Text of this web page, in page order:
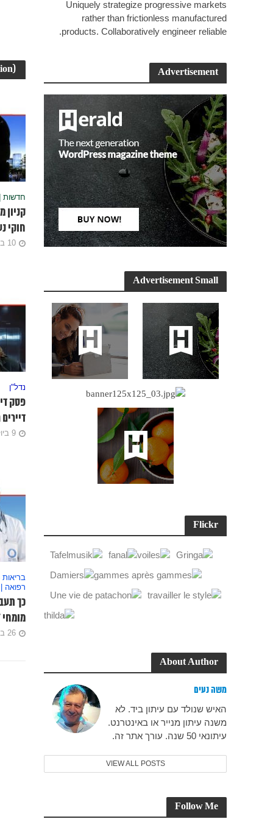
חדשות
חוקי
10 ביוני 2025
נדל"ן
פסק
9 ביולי 2023
בריאות
רפואה
כך
מומחי
26 ביוני 2023
Uniquely strategize progressive markets
rather than frictionless manufactured
products. Collaboratively engineer reliable.
Advertisement
Advertisement Small
Flickr
About Author
משה נעים
האיש שנולד עם עיתון ביד. לא
משנה עיתון מנייר או באינטרנט.
עיתונאי 50 שנה. עורך אתר זה.
VIEW ALL POSTS
Follow Me